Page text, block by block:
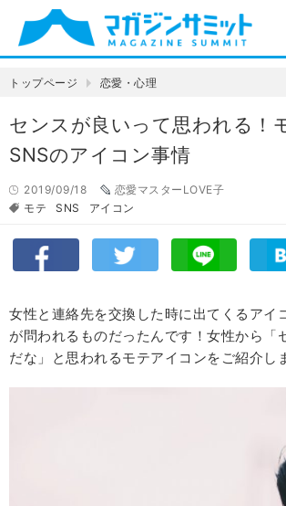
トップページ 恋愛・心理
センスが良いって思われる！
SNSのアイコン事情
2019/09/18
恋愛マスターLOVE子
モテ
SNS アイコン
女性と連絡先を交換した時に出てくるアイ
が問われるものだったんです！女性から「
だな」と思われるモテアイコンをご紹介し